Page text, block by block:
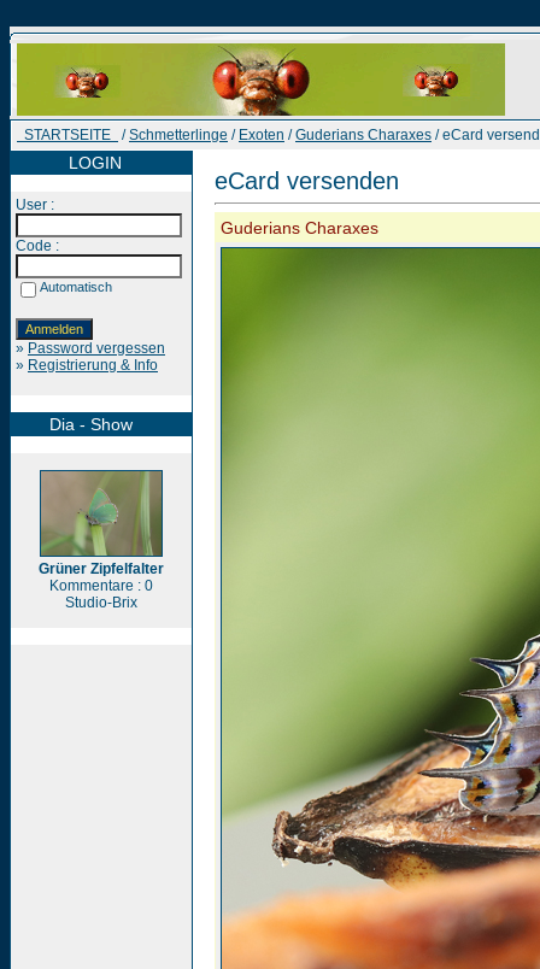
STARTSEITE /Schmetterlinge / Exoten /Guderians Charaxes / eCard
LOGIN
User :
Code :
Automatisch
» Password vergessen
» Registrierung & Info
Dia - Show
Grüner Zipfelfalter
Kommentare : 0
Studio-Brix
eCard versenden
Guderians Charaxes